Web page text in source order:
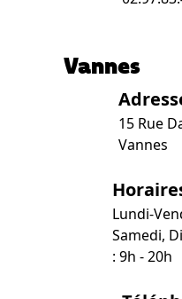
Vannes
15 Rue
Vannes
Lundi-
Samedi,
: 9h - 20h